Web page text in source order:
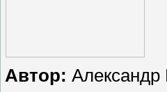
Автор: Александр